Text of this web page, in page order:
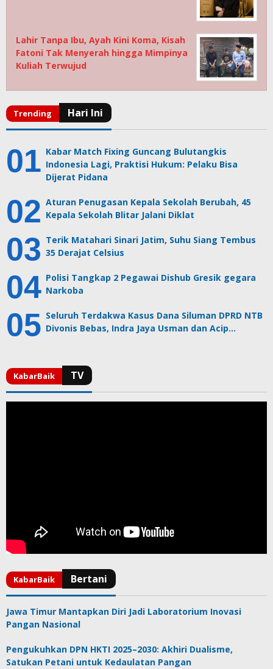
Lahir Tanpa Ibu, Ayah Kini Koma, Kisah
Fatoni Tak Menyerah hingga Mimpinya
Kuliah Terwujud
Kabar Match Fixing Guncang Bulutangkis
Indonesia Lagi, Praktisi Hukum: Pelaku Bisa
Dijerat Pidana
Aturan Penugasan Kepala Sekolah Berubah, 45
Kepala Sekolah Blitar Jalani Diklat
Terik Matahari Sinari Jatim, Suhu Siang Tembus
35 Derajat Celsius
Polisi Tangkap 2 Pegawai Dishub Gresik gegara
Narkoba
Seluruh Terdakwa Kasus Dana Siluman DPRD NTB
Divonis Bebas, Indra Jaya Usman dan Acip…
Jawa Timur Mantapkan Diri Jadi Laboratorium Inovasi
Pangan Nasional
Pengukuhkan DPN HKTI 2025–2030: Akhiri Dualisme,
Satukan Petani untuk Kedaulatan Pangan